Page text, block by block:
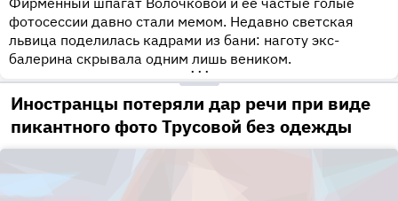
фотосессии давно стали мемом. Недавно светская
львица поделилась кадрами из бани: наготу экс-
балерина скрывала одним лишь веником.
•••
Иностранцы потеряли дар речи при виде
пикантного фото Трусовой без одежды